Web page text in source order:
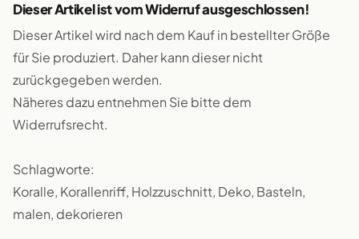
Dieser Artikel ist vom Widerruf ausgeschlossen!
Dieser Artikel wird nach dem Kauf in bestellter Größe
für Sie produziert. Daher kann dieser nicht
zurückgegeben werden.
Näheres dazu entnehmen Sie bitte dem
Widerrufsrecht.
Schlagworte:
Koralle, Korallenriff, Holzzuschnitt, Deko, Basteln,
malen, dekorieren